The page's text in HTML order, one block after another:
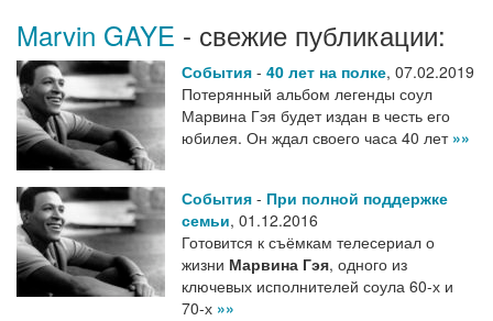
Marvin GAYE - свежие публикации:
События - 40 лет на полке, 07.02.2019
Потерянный альбом легенды соул
Марвина Гэя будет издан в честь его
юбилея. Он ждал своего часа 40 лет »»
События - При полной поддержке
семьи, 01.12.2016
Готовится к съёмкам телесериал о
жизни Марвина Гэя, одного из
ключевых исполнителей соула 60-х и
70-х »»